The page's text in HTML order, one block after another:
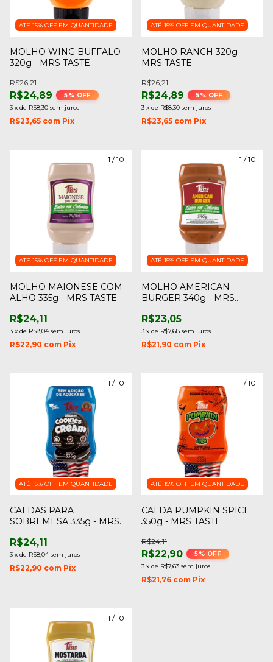
ATÉ 15% OFF EM QUANTIDADE
MOLHO WING BUFFALO
320g - MRS TASTE
R$24,89
R$26,21
5% OFF
3 x de R$8,30 sem juros
R$23,65 com Pix
ATÉ 15% OFF EM QUANTIDADE
MOLHO RANCH 320g -
MRS TASTE
R$24,89
R$26,21
5% OFF
3 x de R$8,30 sem juros
R$23,65 com Pix
1 /10
ATÉ 15% OFF EM QUANTIDADE
MOLHO MAIONESE COM
ALHO 335g - MRS TASTE
R$24,11
3 x de R$8,04 sem juros
R$22,90 com Pix
1 /10
ATÉ 15% OFF EM QUANTIDADE
MOLHO AMERICAN
BURGER 340g - MRS
R$23,05
3 x de R$7,68 sem juros
R$21,90 com Pix
1 /10
ATÉ 15% OFF EM QUANTIDADE
CALDAS PARA
SOBREMESA 335g - MRS
R$24,11
3 x de R$8,04 sem juros
R$22,90 com Pix
1 /10
ATÉ 15% OFF EM QUANTIDADE
CALDA PUMPKIN SPICE
350g - MRS TASTE
R$22,90
R$24,11
5% OFF
3 x de R$7,63 sem juros
R$21,76 com Pix
1 /10